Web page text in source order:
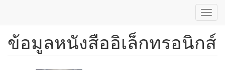
ข้าม
ข้อมูลหนังสืออิเล็กทรอนิกส์